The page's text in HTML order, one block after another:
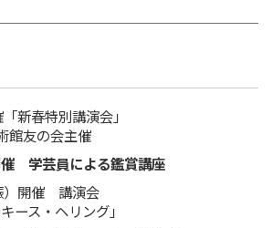
新春特別講演会」
館友の会主催
学芸員による鑑賞講座
）開催 講演会
ース・ヘリング」